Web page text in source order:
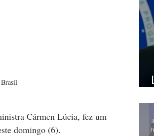
Cármen Lúcia, fez um
domingo (6).